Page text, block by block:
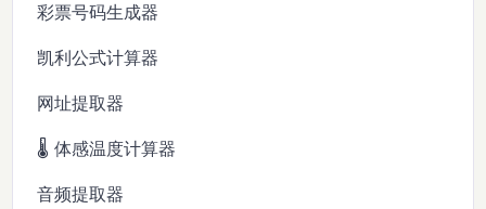
彩票号码生成器
凯利公式计算器
网址提取器
🌡️ 体感温度计算器
音频提取器